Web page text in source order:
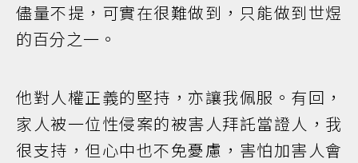
儘量不提，可實在很難做到，只能做到世煜
的百分之一。
他對人權正義的堅持，亦讓我佩服。有回，
家人被一位性侵案的被害人拜託當證人，我
很支持，但心中也不免憂慮，害怕加害人會